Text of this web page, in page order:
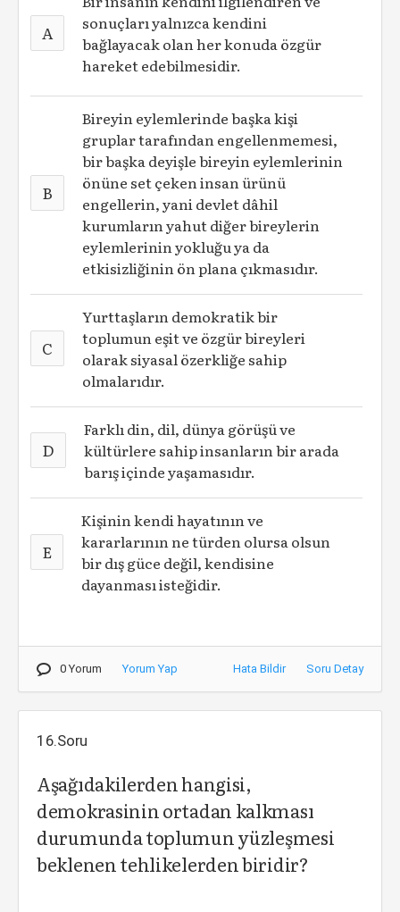
A
sonuçları yalnızca kendini
bağlayacak olan her konuda özgür
hareket edebilmesidir.
B
Bireyin eylemlerinde başka kişi
gruplar tarafından engellenmemesi,
bir başka deyişle bireyin eylemlerinin
önüne set çeken insan ürünü
engellerin, yani devlet dâhil
kurumların yahut diğer bireylerin
eylemlerinin yokluğu ya da
etkisizliğinin ön plana çıkmasıdır.
C
Yurttaşların demokratik bir
toplumun eşit ve özgür bireyleri
olarak siyasal özerkliğe sahip
olmalarıdır.
D
Farklı din, dil, dünya görüşü ve
kültürlere sahip insanların bir arada
barış içinde yaşamasıdır.
E
Kişinin kendi hayatının ve
kararlarının ne türden olursa olsun
bir dış güce değil, kendisine
dayanması isteğidir.
0 Yorum Yorum Yap Hata Bildir Soru Detay
16.Soru
Aşağıdakilerden hangisi,
demokrasinin ortadan kalkması
durumunda toplumun yüzleşmesi
beklenen tehlikelerden biridir?